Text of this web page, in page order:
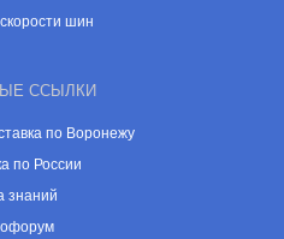
шин
ССЫЛКИ
по Воронежу
по России
знаний